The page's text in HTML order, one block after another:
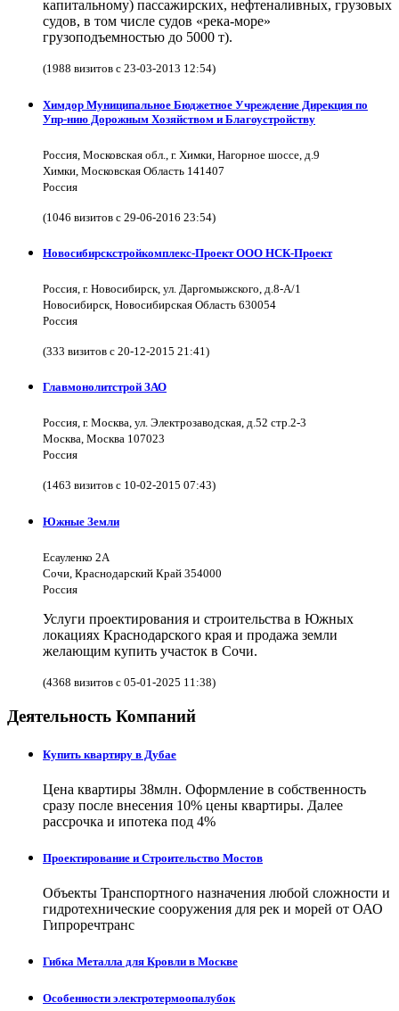
капитальному) пассажирских, нефтеналивных, грузовых
судов, в том числе судов «река-море»
грузоподъемностью до 5000 т).
(1988 визитов с 23-03-2013 12:54)
Химдор Муниципальное Бюджетное Учреждение Дирекция по
Упр-нию Дорожным Хозяйством и Благоустройству
Россия, Московская обл., г. Химки, Нагорное шоссе, д.9
Химки, Московская Область 141407
Россия
(1046 визитов с 29-06-2016 23:54)
Новосибирскстройкомплекс-Проект ООО НСК-Проект
Россия, г. Новосибирск, ул. Даргомыжского, д.8-А/1
Новосибирск, Новосибирская Область 630054
Россия
(333 визитов с 20-12-2015 21:41)
Главмонолитстрой ЗАО
Россия, г. Москва, ул. Электрозаводская, д.52 стр.2-3
Москва, Москва 107023
Россия
(1463 визитов с 10-02-2015 07:43)
Южные Земли
Есауленко 2А
Сочи, Краснодарский Край 354000
Россия
Услуги проектирования и строительства в Южных
локациях Краснодарского края и продажа земли
желающим купить участок в Сочи.
(4368 визитов с 05-01-2025 11:38)
Деятельность Компаний
Купить квартиру в Дубае
Цена квартиры 38млн. Оформление в собственность
сразу после внесения 10% цены квартиры. Далее
рассрочка и ипотека под 4%
Проектирование и Строительство Мостов
Объекты Транспортного назначения любой сложности и
гидротехнические сооружения для рек и морей от ОАО
Гипроречтранс
Гибка Металла для Кровли в Москве
Особенности электротермоопалубок